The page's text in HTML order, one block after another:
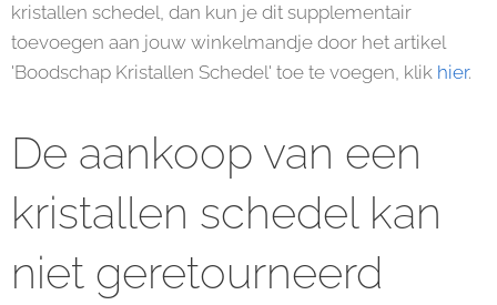
kristallen schedel, dan kun je dit supplementair
toevoegen aan jouw winkelmandje door het artikel
'Boodschap Kristallen Schedel' toe te voegen, klik hier.
De aankoop van een
kristallen schedel kan
niet geretourneerd